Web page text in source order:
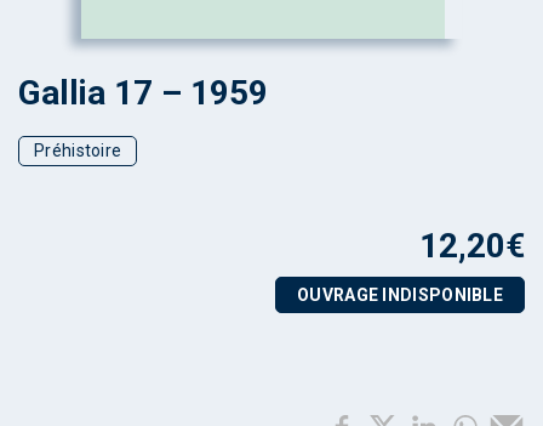
Gallia 17 – 1959
Préhistoire
12,20€
OUVRAGE INDISPONIBLE